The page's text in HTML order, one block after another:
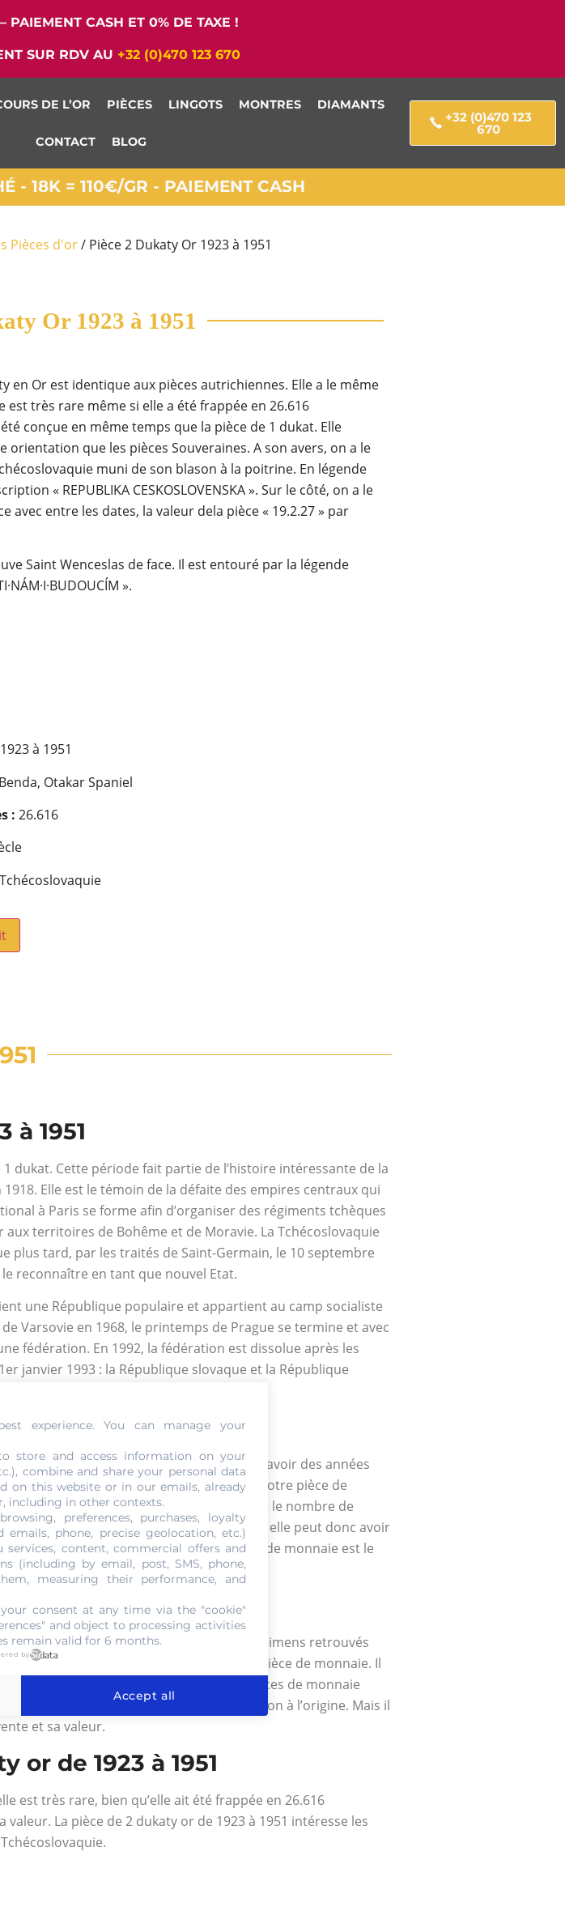
– PAIEMENT CASH ET 0% DE TAXE !
SUR RDV AU +32 (0)470 123 670
DE L’OR PIÈCES LINGOTS MONTRES DIAMANTS
CONTACT BLOG
+32 (0)470 123
670
- 18K = 110€/GR - PAIEMENT CASH
Pièces d'or/ Pièce 2 Dukaty Or 1923 à 1951
Or 1923 à 1951
en Or est identique aux pièces autrichiennes. Elle a le même
est très rare même si elle a été frappée en 26.616
conçue en même temps que la pièce de 1 dukat. Elle
orientation que les pièces Souveraines. A son avers, on a le
muni de son blason à la poitrine. En légende
« REPUBLIKA CESKOSLOVENSKA ». Sur le côté, on a le
avec entre les dates, la valeur dela pièce « 19.2.27 » par
Saint Wenceslas de face. Il est entouré par la légende
».
à 1951
Otakar Spaniel
: 26.616
Tchécoslovaquie
1951
dukat. Cette période fait partie de l’histoire intéressante de la
Elle est le témoin de la défaite des empires centraux qui
à Paris se forme afin d’organiser des régiments tchèques
territoires de Bohême et de Moravie. La Tchécoslovaquie
plus tard, par les traités de Saint-Germain, le 10 septembre
reconnaître en tant que nouvel Etat.
une République populaire et appartient au camp socialiste
Varsovie en 1968, le printemps de Prague se termine et avec
fédération. En 1992, la fédération est dissolue après les
janvier 1993 : la République slovaque et la République
or de 1923 à 1951
l’avis d’experts. Il est nécessaire d’avoir des années
en compte pour évaluer correctement votre pièce de
de connaître l’état du marché et le nombre de
1923 à 1951 est un spécimen très rare, elle peut donc avoir
L’estimation de la valeur des pièces de monnaie est le
notre côté.
à 1951
donc il est probable que les spécimens retrouvés
la détermination de la valeur d’une pièce de monnaie. Il
consulter les divers catalogues de pièces de monnaie
se justifier par une faible émission à l’origine. Mais il
et sa valeur.
de 1923 à 1951
est très rare, bien qu’elle ait été frappée en 26.616
La pièce de 2 dukaty or de 1923 à 1951 intéresse les
experience. You can manage your
store and access information on your
combine and share your personal data
on this website or in our emails, already
including in other contexts.
preferences, purchases, loyalty
emails, phone, precise geolocation, etc.)
content, commercial offers and
(including by email, post, SMS, phone,
measuring their performance, and
consent at any time via the "cookie"
and object to processing activities
remain valid for 6 months.
by
Accept all